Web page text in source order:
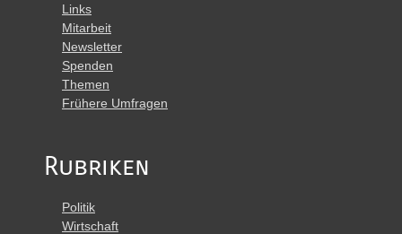
Links
Mitarbeit
Newsletter
Spenden
Themen
Frühere Umfragen
Rubriken
Politik
Wirtschaft